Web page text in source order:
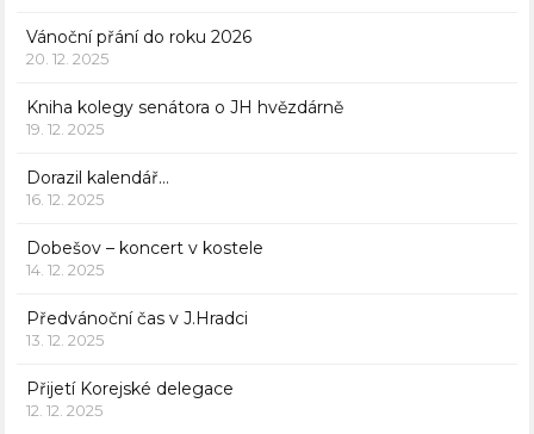
Vánoční přání do roku 2026
20. 12. 2025
Kniha kolegy senátora o JH hvězdárně
19. 12. 2025
Dorazil kalendář…
16. 12. 2025
Dobešov – koncert v kostele
14. 12. 2025
Předvánoční čas v J.Hradci
13. 12. 2025
Přijetí Korejské delegace
12. 12. 2025